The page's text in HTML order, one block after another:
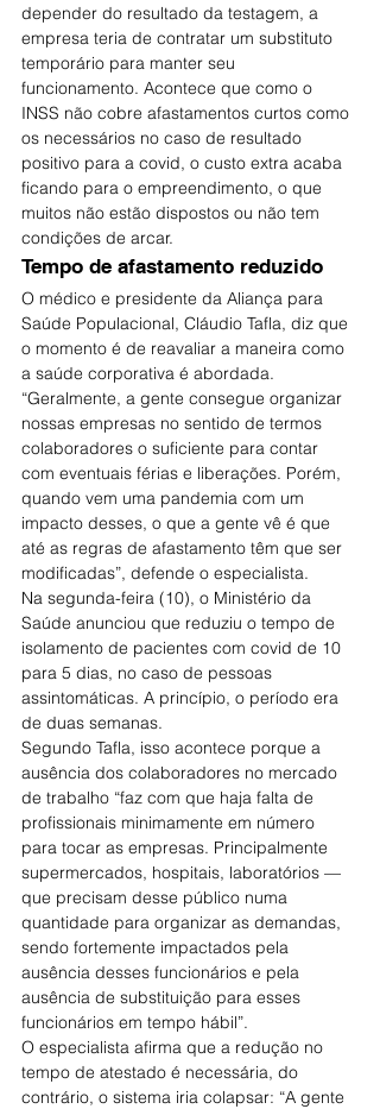
depender do resultado da testagem, a
empresa teria de contratar um substituto
temporário para manter seu
funcionamento. Acontece que como o
INSS não cobre afastamentos curtos como
os necessários no caso de resultado
positivo para a covid, o custo extra acaba
ficando para o empreendimento, o que
muitos não estão dispostos ou não tem
condições de arcar.
Tempo de afastamento reduzido
O médico e presidente da Aliança para
Saúde Populacional, Cláudio Tafla, diz que
o momento é de reavaliar a maneira como
a saúde corporativa é abordada.
“Geralmente, a gente consegue organizar
nossas empresas no sentido de termos
colaboradores o suficiente para contar
com eventuais férias e liberações. Porém,
quando vem uma pandemia com um
impacto desses, o que a gente vê é que
até as regras de afastamento têm que ser
modificadas”, defende o especialista.
Na segunda-feira (10), o Ministério da
Saúde anunciou que reduziu o tempo de
isolamento de pacientes com covid de 10
para 5 dias, no caso de pessoas
assintomáticas. A princípio, o período era
de duas semanas.
Segundo Tafla, isso acontece porque a
ausência dos colaboradores no mercado
de trabalho “faz com que haja falta de
profissionais minimamente em número
para tocar as empresas. Principalmente
supermercados, hospitais, laboratórios —
que precisam desse público numa
quantidade para organizar as demandas,
sendo fortemente impactados pela
ausência desses funcionários e pela
ausência de substituição para esses
funcionários em tempo hábil”.
O especialista afirma que a redução no
tempo de atestado é necessária, do
contrário, o sistema iria colapsar: “A gente